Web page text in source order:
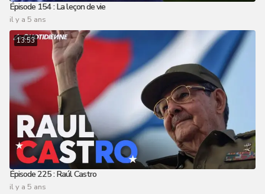
Épisode 154 : La leçon de vie
il y a 5 ans
13:53
Épisode 225 : Raúl Castro
il y a 5 ans